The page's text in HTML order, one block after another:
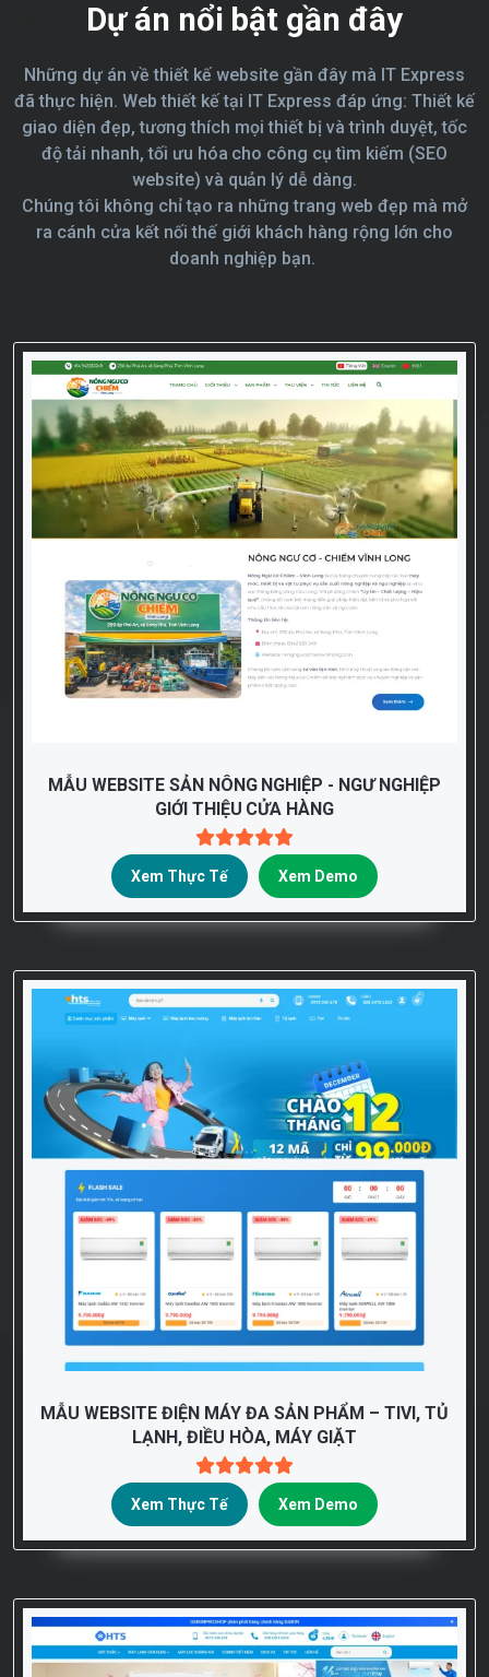
Dự án nổi bật gần đây
Những dự án về thiết kế website gần đây mà IT Express
đã thực hiện. Web thiết kế tại IT Express đáp ứng: Thiết kế
giao diện đẹp, tương thích mọi thiết bị và trình duyệt, tốc
độ tải nhanh, tối ưu hóa cho công cụ tìm kiếm (SEO
website) và quản lý dễ dàng.
Chúng tôi không chỉ tạo ra những trang web đẹp mà mở
ra cánh cửa kết nối thế giới khách hàng rộng lớn cho
doanh nghiệp bạn.
MẪU WEBSITE SẢN NÔNG NGHIỆP - NGƯ NGHIỆP
GIỚI THIỆU CỬA HÀNG
Xem Thực Tế Xem Demo
MẪU WEBSITE ĐIỆN MÁY ĐA SẢN PHẨM – TIVI, TỦ
LẠNH, ĐIỀU HÒA, MÁY GIẶT
Xem Thực Tế Xem Demo